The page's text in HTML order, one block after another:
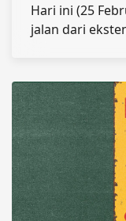
Hari ini (25
jalan dari